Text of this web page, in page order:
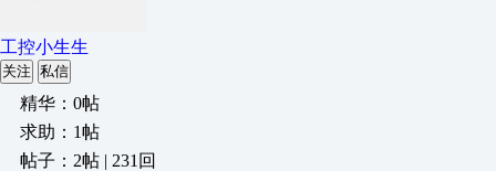
工控小生生
关注 私信
精华：0帖
求助：1帖
帖子：2帖 | 231回